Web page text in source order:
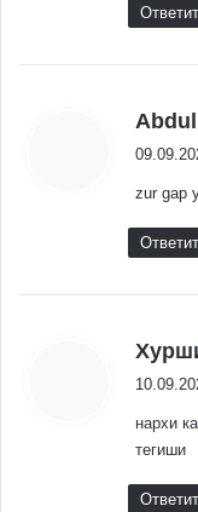
zur gap
нархи
тегиши